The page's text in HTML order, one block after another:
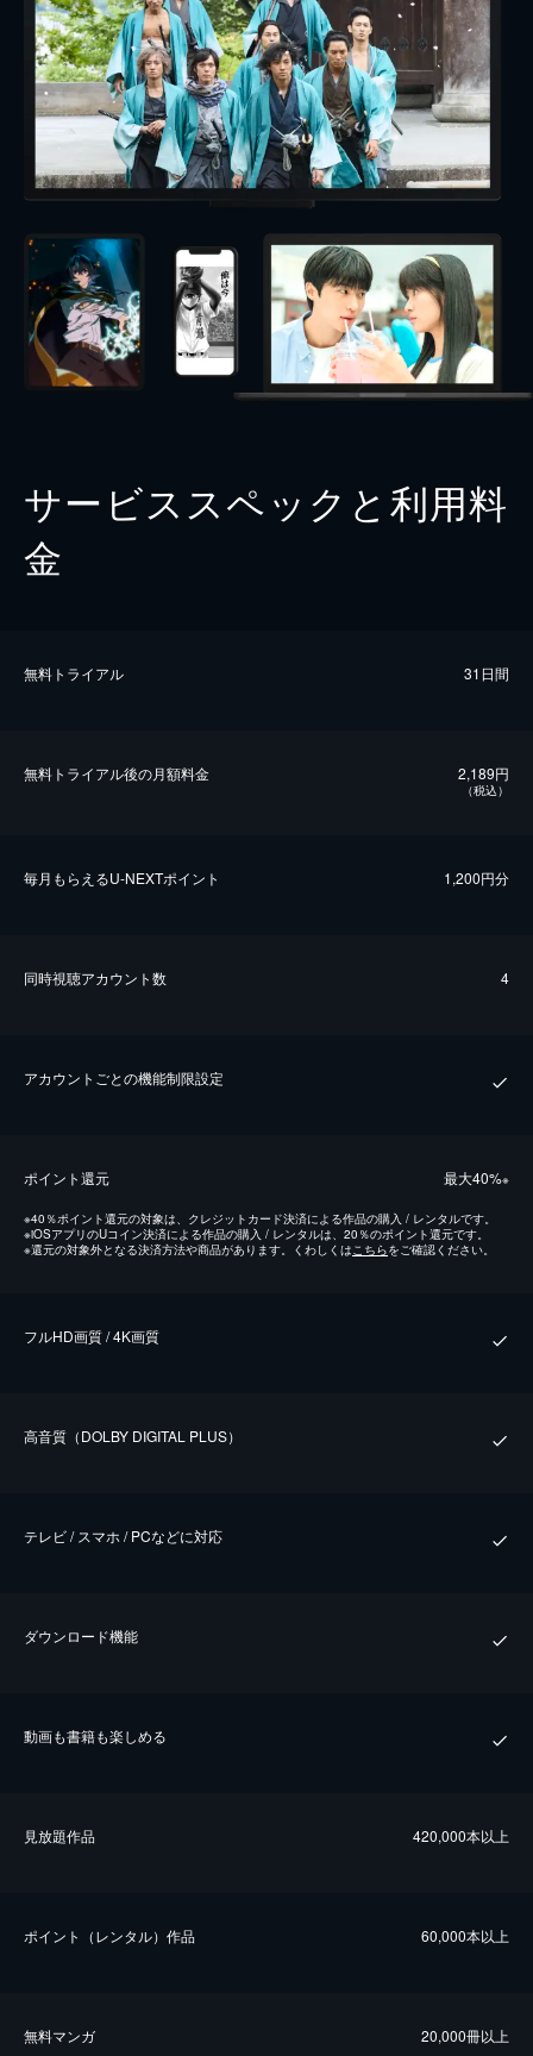
サービススペックと利用料
金
無料トライアル 31日間
無料トライアル後の⽉額料金 2,189円
（税込）
毎⽉もらえるU-NEXTポイント 1,200円分
同時視聴アカウント数 4
アカウントごとの機能制限設定
ポイント還元 最⼤40%※
※40％ポイント還元の対象は、クレジットカード決済による作品の購入 / レンタルです。
※iOSアプリのUコイン決済による作品の購入 / レンタルは、20％のポイント還元です。
※還元の対象外となる決済方法や商品があります。くわしくはこちらをご確認ください。
フルHD画質 / 4K画質
⾼⾳質（DOLBY DIGITAL PLUS）
テレビ / スマホ / PCなどに対応
ダウンロード機能
動画も書籍も楽しめる
⾒放題作品 420,000本以上
ポイント（レンタル）作品 60,000本以上
無料マンガ 20,000冊以上